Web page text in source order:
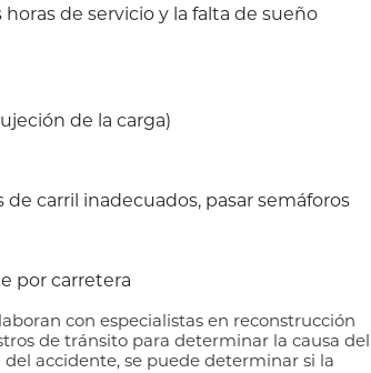
de servicio y la falta de sueño
de la carga)
carril inadecuados, pasar semáforos
por carretera
con especialistas en reconstrucción
de tránsito para determinar la causa del
accidente, se puede determinar si la